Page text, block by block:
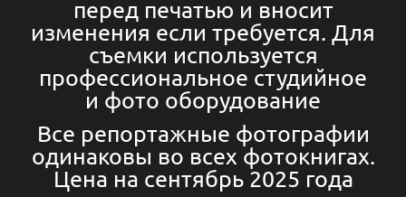
перед печатью и вносит
изменения если требуется. Для
съемки используется
профессиональное студийное
и фото оборудование
Все репортажные фотографии
одинаковы во всех фотокнигах.
Цена на сентябрь 2025 года